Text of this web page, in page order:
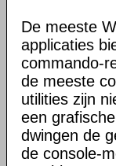
De meeste
applicaties
commando-
de meeste
utilities zijn
een
dwingen de
de console-